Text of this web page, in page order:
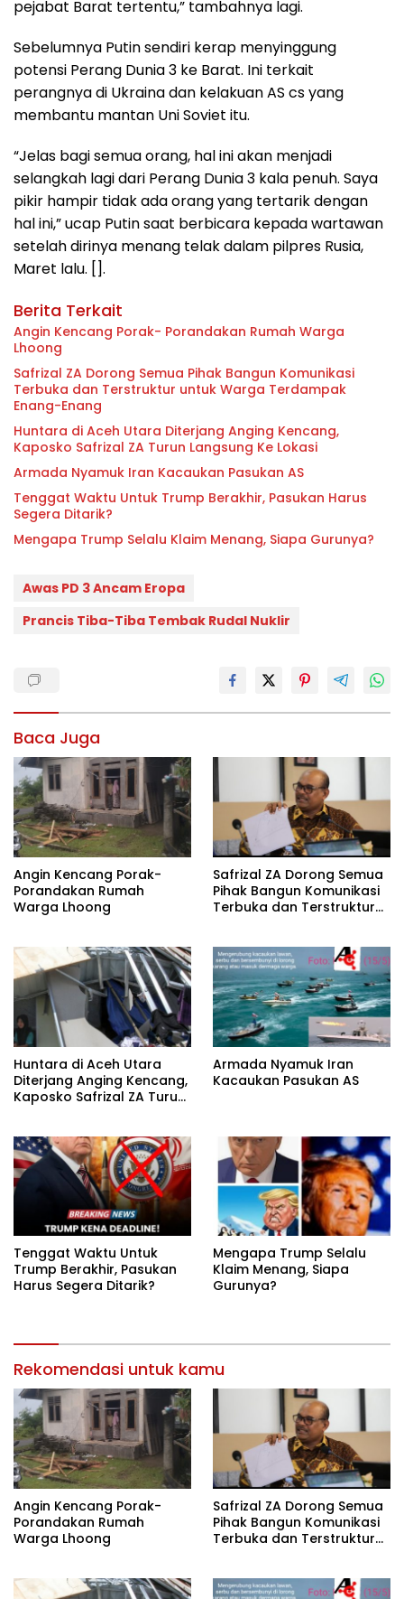
pejabat Barat tertentu,” tambahnya lagi.
Sebelumnya Putin sendiri kerap menyinggung
potensi Perang Dunia 3 ke Barat. Ini terkait
perangnya di Ukraina dan kelakuan AS cs yang
membantu mantan Uni Soviet itu.
“Jelas bagi semua orang, hal ini akan menjadi
selangkah lagi dari Perang Dunia 3 kala penuh. Saya
pikir hampir tidak ada orang yang tertarik dengan
hal ini,” ucap Putin saat berbicara kepada wartawan
setelah dirinya menang telak dalam pilpres Rusia,
Maret lalu. [].
Berita Terkait
Angin Kencang Porak- Porandakan Rumah Warga
Lhoong
Safrizal ZA Dorong Semua Pihak Bangun Komunikasi
Terbuka dan Terstruktur untuk Warga Terdampak
Enang-Enang
Huntara di Aceh Utara Diterjang Anging Kencang,
Kaposko Safrizal ZA Turun Langsung Ke Lokasi
Armada Nyamuk Iran Kacaukan Pasukan AS
Tenggat Waktu Untuk Trump Berakhir, Pasukan Harus
Segera Ditarik?
Mengapa Trump Selalu Klaim Menang, Siapa Gurunya?
Awas PD 3 Ancam Eropa
Prancis Tiba-Tiba Tembak Rudal Nuklir
Baca Juga
Angin Kencang Porak-
Porandakan Rumah
Warga Lhoong
Safrizal ZA Dorong Semua
Pihak Bangun Komunikasi
Terbuka dan Terstruktur
Huntara di Aceh Utara
Diterjang Anging Kencang,
Kaposko Safrizal ZA Turun
Armada Nyamuk Iran
Kacaukan Pasukan AS
Tenggat Waktu Untuk
Trump Berakhir, Pasukan
Harus Segera Ditarik?
Mengapa Trump Selalu
Klaim Menang, Siapa
Gurunya?
Rekomendasi untuk kamu
Angin Kencang Porak-
Porandakan Rumah
Warga Lhoong
Safrizal ZA Dorong Semua
Pihak Bangun Komunikasi
Terbuka dan Terstruktur